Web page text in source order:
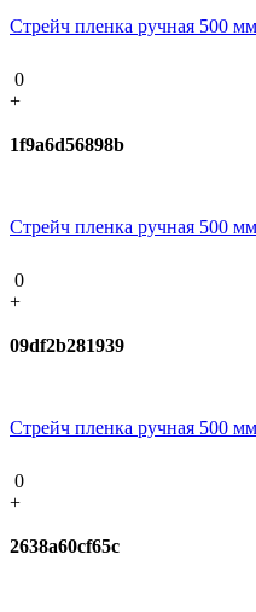
Стрейч пленка ручная 500
0
+
1f9a6d56898b
Стрейч пленка ручная 500
0
+
09df2b281939
Стрейч пленка ручная 500
0
+
2638a60cf65c